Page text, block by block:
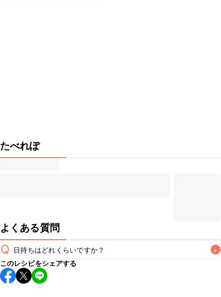
たべれぽ
よくある質問
Q 日持ちはどれくらいですか？ +
保存期間は冷蔵で当日中が目安です。なるべくお早めにお召
し上がりください。
このレシピをシェアする